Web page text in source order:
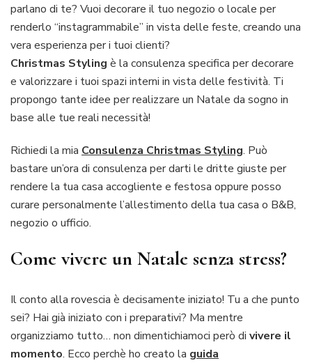
parlano di te? Vuoi decorare il tuo negozio o locale per
renderlo “instagrammabile” in vista delle feste, creando una
vera esperienza per i tuoi clienti?
Christmas Styling è la consulenza specifica per decorare
e valorizzare i tuoi spazi interni in vista delle festività. Ti
propongo tante idee per realizzare un Natale da sogno in
base alle tue reali necessità!
Richiedi la mia Consulenza Christmas Styling. Può
bastare un’ora di consulenza per darti le dritte giuste per
rendere la tua casa accogliente e festosa oppure posso
curare personalmente l’allestimento della tua casa o B&B,
negozio o ufficio.
Come vivere un Natale senza stress?
Il conto alla rovescia è decisamente iniziato! Tu a che punto
sei? Hai già iniziato con i preparativi? Ma mentre
organizziamo tutto… non dimentichiamoci però di vivere il
momento. Ecco perchè ho creato la guida